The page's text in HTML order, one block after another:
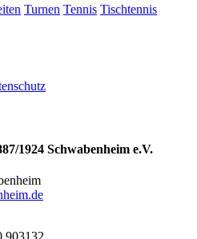
Turnen Tennis Tischtennis
1924 Schwabenheim e.V.